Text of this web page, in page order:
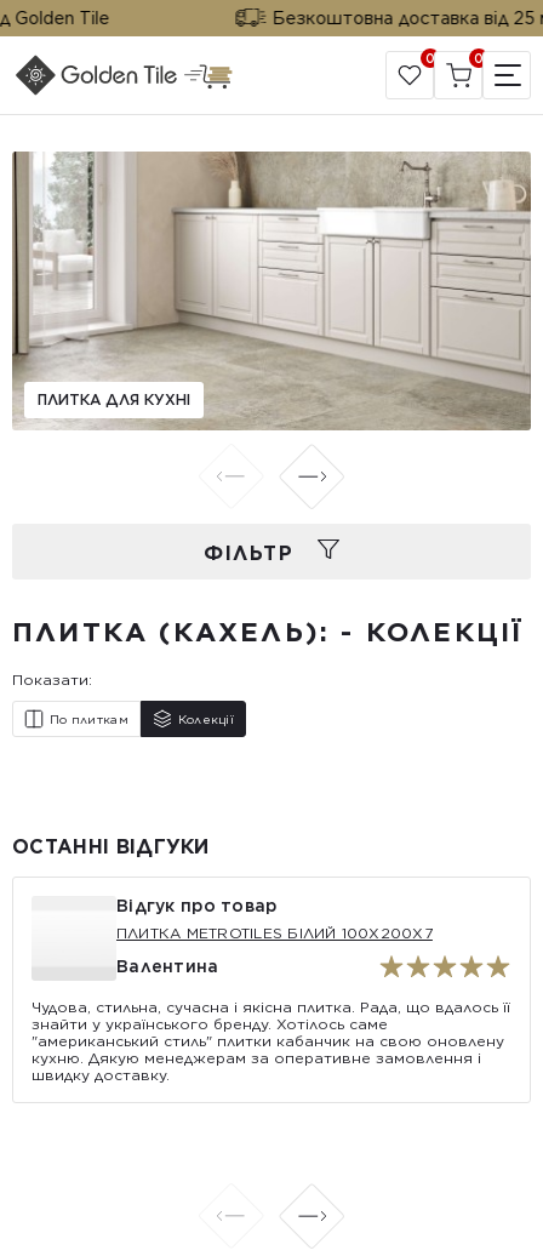
Golden Tile Безкоштовна доставка від 25
САЙТ КОМПАНІЇ
0 0
ПЛИТКА ДЛЯ КУХНІ
ФIЛЬТР
ПЛИТКА (КАХЕЛЬ): - КОЛЕКЦІЇ
Показати:
По плиткам Колекції
ОСТАННІ ВІДГУКИ
Відгук про товар
ПЛИТКА METROTILES БІЛИЙ 100X200X7
Валентина
Чудова, стильна, сучасна і якісна плитка. Рада, що вдалось її
знайти у українського бренду. Хотілось саме
"американський стиль" плитки кабанчик на свою оновлену
кухню. Дякую менеджерам за оперативне замовлення і
швидку доставку.